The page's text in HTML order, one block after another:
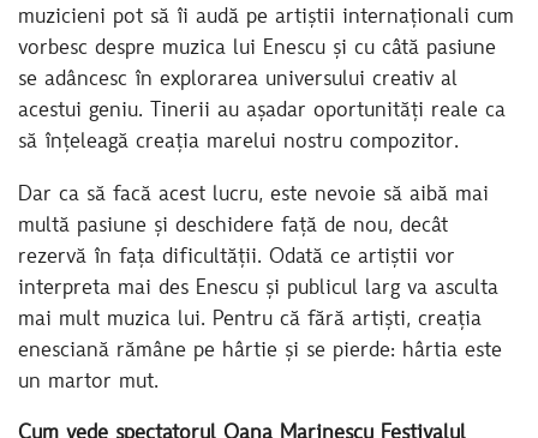
muzicieni pot să îi audă pe artiștii internaționali cum
vorbesc despre muzica lui Enescu și cu câtă pasiune
se adâncesc în explorarea universului creativ al
acestui geniu. Tinerii au așadar oportunități reale ca
să înțeleagă creația marelui nostru compozitor.
Dar ca să facă acest lucru, este nevoie să aibă mai
multă pasiune și deschidere față de nou, decât
rezervă în fața dificultății. Odată ce artiștii vor
interpreta mai des Enescu și publicul larg va asculta
mai mult muzica lui. Pentru că fără artiști, creația
enesciană rămâne pe hârtie și se pierde: hârtia este
un martor mut.